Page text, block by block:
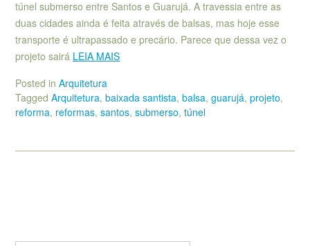
túnel submerso entre Santos e Guarujá. A travessia entre as
duas cidades ainda é feita através de balsas, mas hoje esse
transporte é ultrapassado e precário. Parece que dessa vez o
projeto sairá LEIA MAIS
Posted in Arquitetura
Tagged Arquitetura, baixada santista, balsa, guarujá, projeto,
reforma, reformas, santos, submerso, túnel